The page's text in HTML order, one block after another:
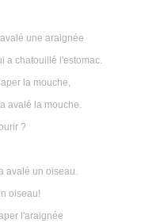
une araignée
a chatouillé l'estomac.
la mouche,
avalé la mouche.
?
avalé un oiseau.
oiseau!
l'araignée